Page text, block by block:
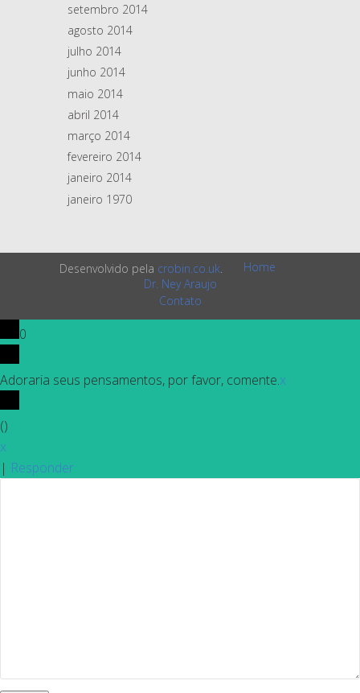
setembro 2014
agosto 2014
julho 2014
junho 2014
maio 2014
abril 2014
março 2014
fevereiro 2014
janeiro 2014
janeiro 1970
Desenvolvido pela crobin.co.uk
Home
Dr. Ney Araujo
Contato
0
Adoraria seus pensamentos, por favor, comente.x
()
x
| Responder